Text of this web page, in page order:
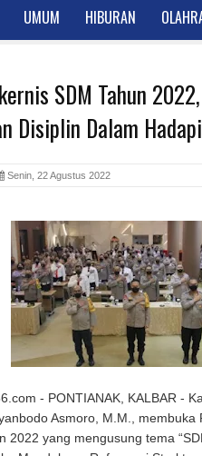
UMUM HIBURAN
SDM Tahun
Disiplin Dalam
Senin, 22 Agustus 2022
- PONTIANAK, KALBAR -
Asmoro, M.M., membuka
2022 yang mengusung tema